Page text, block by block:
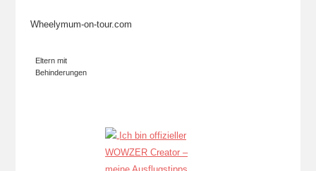
Wheelymum-on-tour.com
Eltern mit
Behinderungen